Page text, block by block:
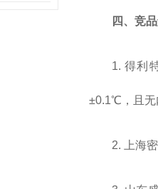
四、竞
1. 得利
±0.1℃，且无
2. 上海